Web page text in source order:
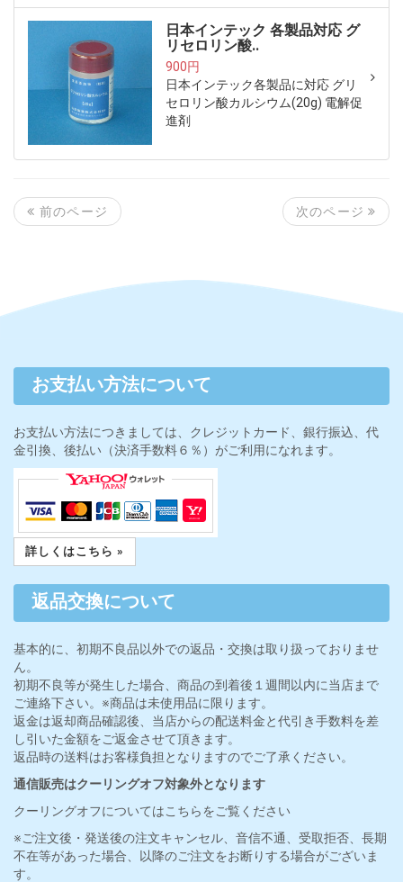
日本インテック 各製品対応 グ
リセロリン酸..
900円
日本インテック各製品に対応 グリ
セロリン酸カルシウム(20g) 電解促
進剤
前のページ 次のページ
お支払い方法について
お支払い方法につきましては、クレジットカード、銀行振込、代
金引換、後払い（決済手数料６％）がご利用になれます。
詳しくはこちら »
返品交換について
基本的に、初期不良品以外での返品・交換は取り扱っておりませ
ん。
初期不良等が発生した場合、商品の到着後１週間以内に当店まで
ご連絡下さい。※商品は未使用品に限ります。
返金は返却商品確認後、当店からの配送料金と代引き手数料を差
し引いた金額をご返金させて頂きます。
返品時の送料はお客様負担となりますのでご了承ください。
通信販売はクーリングオフ対象外となります
クーリングオフについてはこちらをご覧ください
※ご注文後・発送後の注文キャンセル、音信不通、受取拒否、長期
不在等があった場合、以降のご注文をお断りする場合がございま
す。